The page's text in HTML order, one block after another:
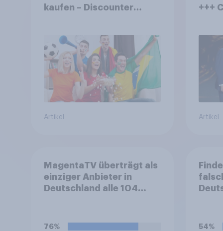
kaufen – Discounter
Artikel
+++ CDU/CSU und SPD
WM
Artikel
MagentaTV überträgt als
einziger Anbieter in
Deutschland alle 104
exklusiv. Nutzen Sie zum
76%
für
54%